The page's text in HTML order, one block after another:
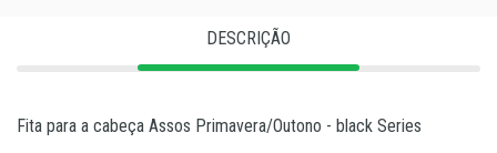
DESCRIÇÃO
Fita para a cabeça Assos Primavera/Outono - black Series